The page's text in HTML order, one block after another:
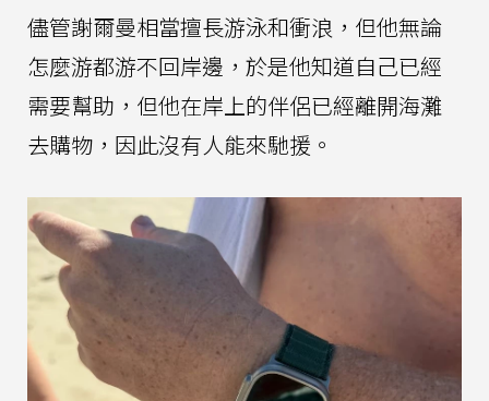
儘管謝爾曼相當擅長游泳和衝浪，但他無論
怎麼游都游不回岸邊，於是他知道自己已經
需要幫助，但他在岸上的伴侶已經離開海灘
去購物，因此沒有人能來馳援。